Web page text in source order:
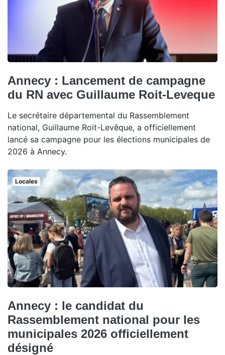
Annecy : Lancement de campagne
du RN avec Guillaume Roit-Leveque
Le secrétaire départemental du Rassemblement
national, Guillaume Roit-Levêque, a officiellement
lancé sa campagne pour les élections municipales de
2026 à Annecy.
Locales
Annecy : le candidat du
Rassemblement national pour les
municipales 2026 officiellement
désigné